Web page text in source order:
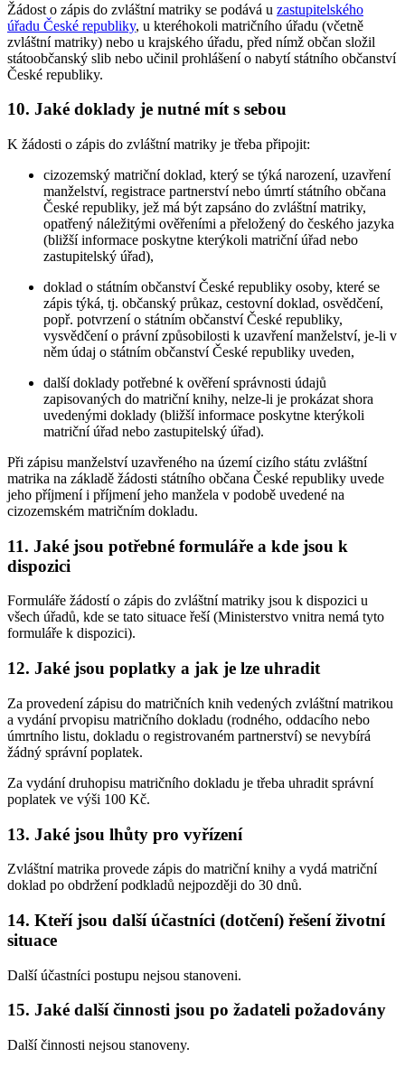
Žádost o zápis do zvláštní matriky se podává u zastupitelského
úřadu České republiky, u kteréhokoli matričního úřadu (včetně
zvláštní matriky) nebo u krajského úřadu, před nímž občan složil
státoobčanský slib nebo učinil prohlášení o nabytí státního občanství
České republiky.
10. Jaké doklady je nutné mít s sebou
K žádosti o zápis do zvláštní matriky je třeba připojit:
cizozemský matriční doklad, který se týká narození, uzavření
manželství, registrace partnerství nebo úmrtí státního občana
České republiky, jež má být zapsáno do zvláštní matriky,
opatřený náležitými ověřeními a přeložený do českého jazyka
(bližší informace poskytne kterýkoli matriční úřad nebo
zastupitelský úřad),
doklad o státním občanství České republiky osoby, které se
zápis týká, tj. občanský průkaz, cestovní doklad, osvědčení,
popř. potvrzení o státním občanství České republiky,
vysvědčení o právní způsobilosti k uzavření manželství, je-li v
něm údaj o státním občanství České republiky uveden,
další doklady potřebné k ověření správnosti údajů
zapisovaných do matriční knihy, nelze-li je prokázat shora
uvedenými doklady (bližší informace poskytne kterýkoli
matriční úřad nebo zastupitelský úřad).
Při zápisu manželství uzavřeného na území cizího státu zvláštní
matrika na základě žádosti státního občana České republiky uvede
jeho příjmení i příjmení jeho manžela v podobě uvedené na
cizozemském matričním dokladu.
11. Jaké jsou potřebné formuláře a kde jsou k
dispozici
Formuláře žádostí o zápis do zvláštní matriky jsou k dispozici u
všech úřadů, kde se tato situace řeší (Ministerstvo vnitra nemá tyto
formuláře k dispozici).
12. Jaké jsou poplatky a jak je lze uhradit
Za provedení zápisu do matričních knih vedených zvláštní matrikou
a vydání prvopisu matričního dokladu (rodného, oddacího nebo
úmrtního listu, dokladu o registrovaném partnerství) se nevybírá
žádný správní poplatek.
Za vydání druhopisu matričního dokladu je třeba uhradit správní
poplatek ve výši 100 Kč.
13. Jaké jsou lhůty pro vyřízení
Zvláštní matrika provede zápis do matriční knihy a vydá matriční
doklad po obdržení podkladů nejpozději do 30 dnů.
14. Kteří jsou další účastníci (dotčení) řešení životní
situace
Další účastníci postupu nejsou stanoveni.
15. Jaké další činnosti jsou po žadateli požadovány
Další činnosti nejsou stanoveny.